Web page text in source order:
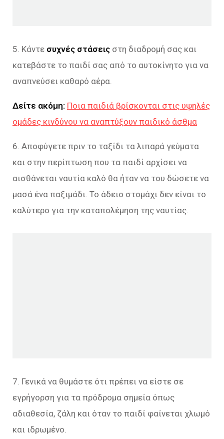
5. Κάντε συχνές στάσεις στη διαδρομή σας και
κατεβάστε το παιδί σας από το αυτοκίνητο για να
αναπνεύσει καθαρό αέρα.
Δείτε ακόμη: Ποια παιδιά βρίσκονται στις υψηλές
ομάδες κινδύνου να αναπτύξουν παιδικό άσθμα
6. Αποφύγετε πριν το ταξίδι τα λιπαρά γεύματα
και στην περίπτωση που τα παιδί αρχίσει να
αισθάνεται ναυτία καλό θα ήταν να του δώσετε να
μασά ένα παξιμάδι. Το άδειο στομάχι δεν είναι το
καλύτερο για την καταπολέμηση της ναυτίας.
7. Γενικά να θυμάστε ότι πρέπει να είστε σε
εγρήγορση για τα πρόδρομα σημεία όπως
αδιαθεσία, ζάλη και όταν το παιδί φαίνεται χλωμό
και ιδρωμένο.